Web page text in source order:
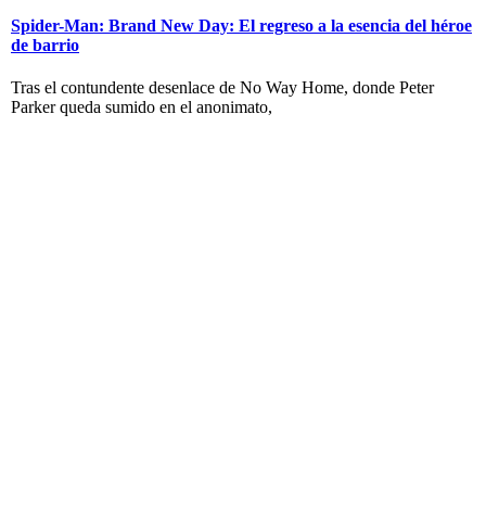
Spider-Man: Brand New Day: El regreso a la esencia del héroe
de barrio
Tras el contundente desenlace de No Way Home, donde Peter
Parker queda sumido en el anonimato,